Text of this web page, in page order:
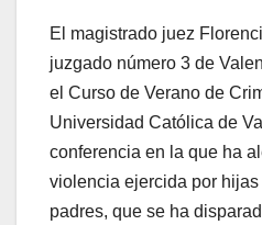
El magistrado juez
juzgado número 3 de
el Curso de Verano de
Universidad Católica de
conferencia en la que ha
violencia ejercida por
padres, que se ha